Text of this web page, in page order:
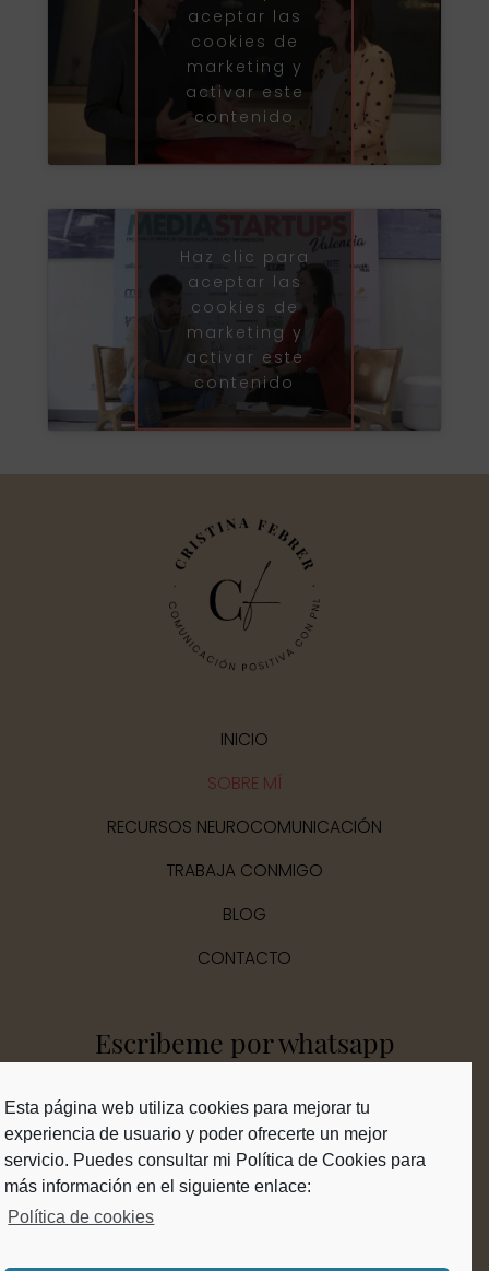
Esta página web utiliza cookies para mejorar tu
experiencia de usuario y poder ofrecerte un mejor
servicio. Puedes consultar mi Política de Cookies para
más información en el siguiente enlace:
Política de cookies
aceptar las
cookies de
marketing y
activar este
contenido
Haz clic para
aceptar las
cookies de
marketing y
activar este
contenido
INICIO
SOBRE MÍ
RECURSOS NEUROCOMUNICACIÓN
TRABAJA CONMIGO
BLOG
CONTACTO
Escribeme por whatsapp
Conecta conmigo en redes